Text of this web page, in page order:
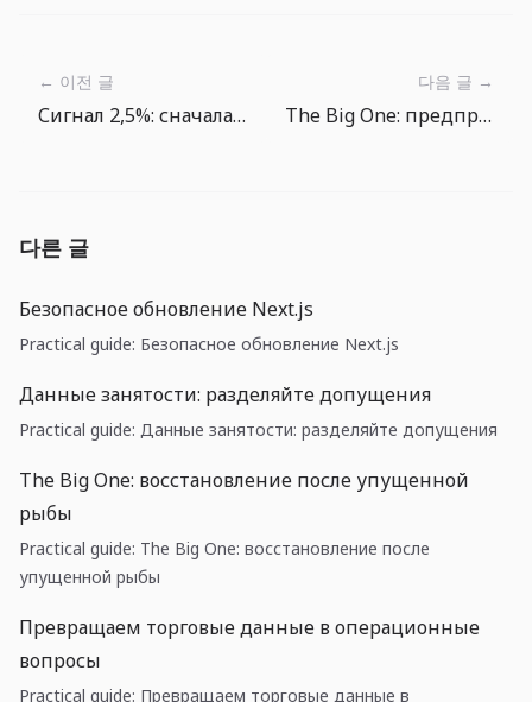
← 이전 글
Сигнал 2,5%: сначала денежный поток, потом прогноз выручки
다음 글 →
The Big One: предпросмотр текущей оснастки и выбор локации
다른 글
Безопасное обновление Next.js
Practical guide: Безопасное обновление Next.js
Данные занятости: разделяйте допущения
Practical guide: Данные занятости: разделяйте допущения
The Big One: восстановление после упущенной
рыбы
Practical guide: The Big One: восстановление после
упущенной рыбы
Превращаем торговые данные в операционные
вопросы
Practical guide: Превращаем торговые данные в